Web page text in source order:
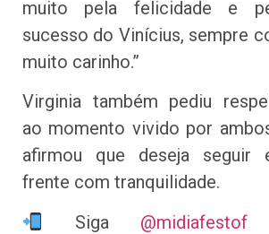
muito pela felicidade e
sucesso do Vinícius, sempre
muito carinho.”
Virginia também pediu
ao momento vivido por
afirmou que deseja seguir
frente com tranquilidade.
Siga @midiafestof